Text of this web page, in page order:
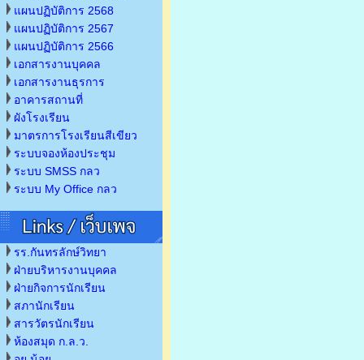
แผนปฏิบัติการ 2568
แผนปฏิบัติการ 2567
แผนปฏิบัติการ 2566
เอกสารงานบุคคล
เอกสารงานธุรการ
อาคารสถานที่
ผังโรงเรียน
มาตรการโรงเรียนสีเขียว
ระบบจองห้องประชุม
ระบบ SMSS กลว
ระบบ My Office กลว
รร.กันทรลักษ์วิทยา
ฝ่ายบริหารงานบุคคล
ฝ่ายกิจการนักเรียน
สภานักเรียน
สารวัตรนักเรียน
ห้องสมุด ก.ล.ว.